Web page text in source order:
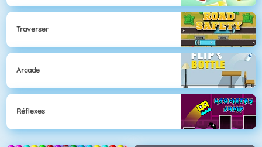
Traverser
Arcade
Réflexes